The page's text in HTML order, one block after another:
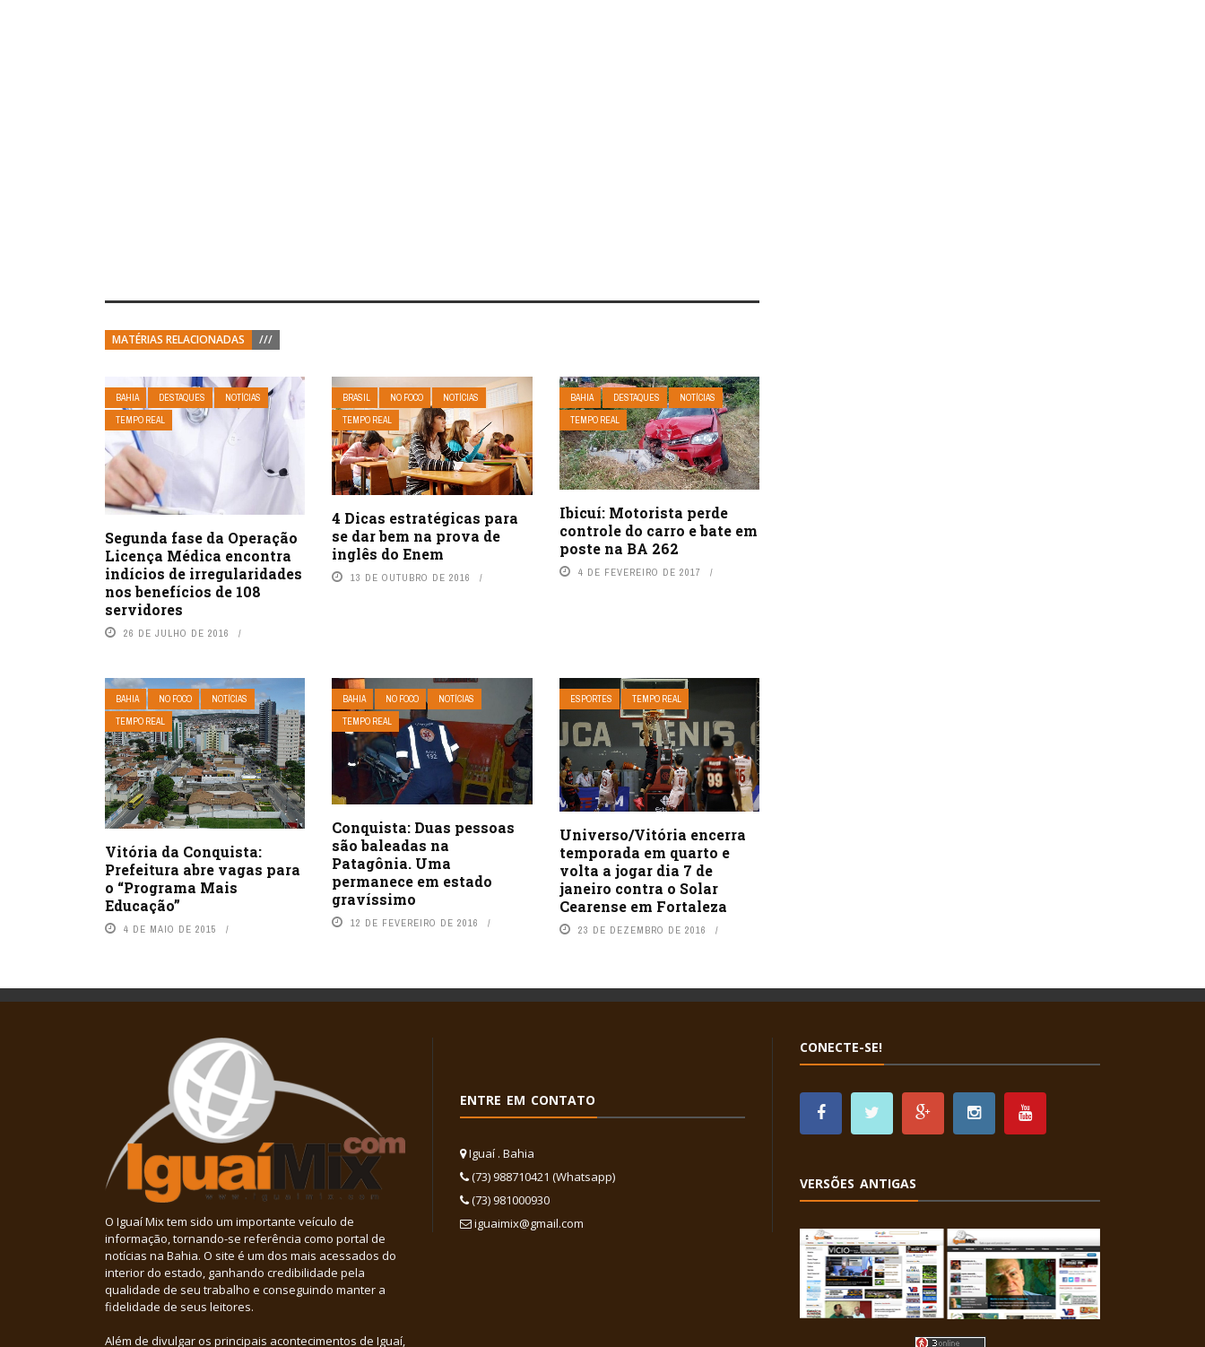
MATÉRIAS RELACIONADAS ///
BAHIA DESTAQUES
NOTÍCIAS
TEMPO REAL
Segunda fase da Operação
Licença Médica encontra
indícios de irregularidades
nos benefícios de 108
servidores
26 DE JULHO DE 2016
BRASIL NO FOCO
NOTÍCIAS
TEMPO REAL
4 Dicas estratégicas para
se dar bem na prova de
inglês do Enem
13 DE OUTUBRO DE 2016
BAHIA DESTAQUES
NOTÍCIAS
TEMPO REAL
Ibicuí: Motorista perde
controle do carro e bate em
poste na BA 262
4 DE FEVEREIRO DE 2017
BAHIA NO FOCO
NOTÍCIAS
TEMPO REAL
Vitória da Conquista:
Prefeitura abre vagas para
o “Programa Mais
Educação”
4 DE MAIO DE 2015
BAHIA NO FOCO
NOTÍCIAS
TEMPO REAL
Conquista: Duas pessoas
são baleadas na
Patagônia. Uma
permanece em estado
gravíssimo
12 DE FEVEREIRO DE 2016
ESPORTES TEMPO REAL
Universo/Vitória encerra
temporada em quarto e
volta a jogar dia 7 de
janeiro contra o Solar
Cearense em Fortaleza
23 DE DEZEMBRO DE 2016
O Iguaí Mix tem sido um importante veículo de
informação, tornando-se referência como portal de
notícias na Bahia. O site é um dos mais acessados do
interior do estado, ganhando credibilidade pela
qualidade de seu trabalho e conseguindo manter a
fidelidade de seus leitores.
Além de divulgar os principais acontecimentos de Iguaí,
ENTRE EM CONTATO
Iguaí . Bahia
(73) 988710421 (Whatsapp)
(73) 981000930
iguaimix@gmail.com
CONECTE-SE!
VERSÕES ANTIGAS